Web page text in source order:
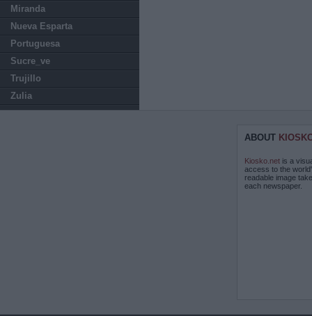
Miranda
Nueva Esparta
Portuguesa
Sucre_ve
Trujillo
Zulia
ABOUT
Kiosko.net is a
access to the
readable image
each newspaper.